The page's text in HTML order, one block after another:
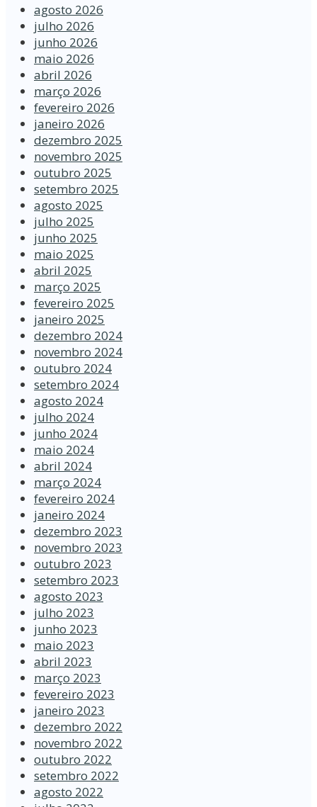
agosto 2026
julho 2026
junho 2026
maio 2026
abril 2026
março 2026
fevereiro 2026
janeiro 2026
dezembro 2025
novembro 2025
outubro 2025
setembro 2025
agosto 2025
julho 2025
junho 2025
maio 2025
abril 2025
março 2025
fevereiro 2025
janeiro 2025
dezembro 2024
novembro 2024
outubro 2024
setembro 2024
agosto 2024
julho 2024
junho 2024
maio 2024
abril 2024
março 2024
fevereiro 2024
janeiro 2024
dezembro 2023
novembro 2023
outubro 2023
setembro 2023
agosto 2023
julho 2023
junho 2023
maio 2023
abril 2023
março 2023
fevereiro 2023
janeiro 2023
dezembro 2022
novembro 2022
outubro 2022
setembro 2022
agosto 2022